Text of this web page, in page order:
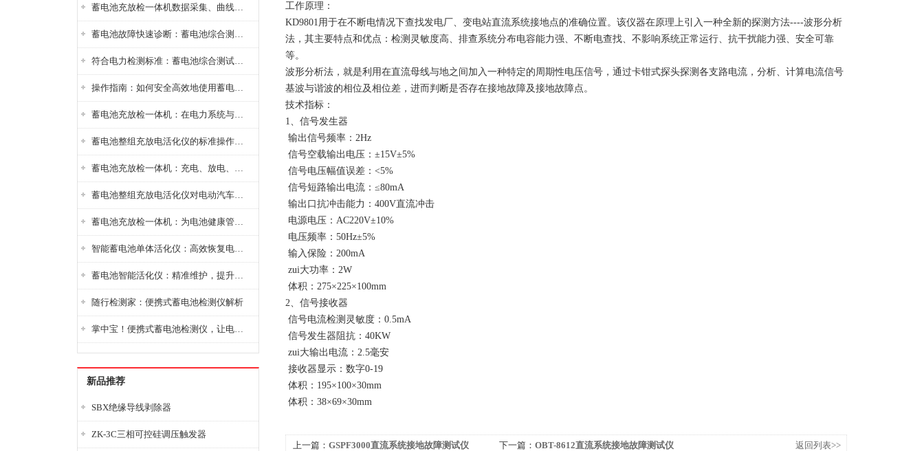
蓄电池充放检一体机数据采集、曲线分析与电池健康状态智能评估功能详解
蓄电池故障快速诊断：蓄电池综合测试仪判断落后电池的方法与标准
符合电力检测标准：蓄电池综合测试仪测试规范与精度校准方法详解
操作指南：如何安全高效地使用蓄电池智能活化仪？
蓄电池充放检一体机：在电力系统与储能设备中的创新应用，确保蓄电池性能与可靠性
蓄电池整组充放电活化仪的标准操作流程：从接线设置到充放电参数设定的安全规范
蓄电池充放检一体机：充电、放电、检测三功能集成设备
蓄电池整组充放电活化仪对电动汽车电池有帮助吗？
蓄电池充放检一体机：为电池健康管理提供一站式解决方案
智能蓄电池单体活化仪：高效恢复电池性能，延长蓄电池使用寿命
蓄电池智能活化仪：精准维护，提升电池健康状态
随行检测家：便携式蓄电池检测仪解析
掌中宝！便携式蓄电池检测仪，让电池检测变得简单又快捷！
新品推荐
SBX绝缘导线剥除器
ZK-3C三相可控硅调压触发器
工作原理：
KD9801用于在不断电情况下查找发电厂、变电站直流系统接地点的准确位置。该仪器在原理上引入一种全新的探测方法----波形分析
法，其主要特点和优点：检测灵敏度高、排查系统分布电容能力强、不断电查找、不影响系统正常运行、抗干扰能力强、安全可靠
等。
波形分析法，就是利用在直流母线与地之间加入一种特定的周期性电压信号，通过卡钳式探头探测各支路电流，分析、计算电流信号
基波与谐波的相位及相位差，进而判断是否存在接地故障及接地故障点。
技术指标：
1、信号发生器
输出信号频率：2Hz
信号空载输出电压：±15V±5%
信号电压幅值误差：<5%
信号短路输出电流：≤80mA
输出口抗冲击能力：400V直流冲击
电源电压：AC220V±10%
电压频率：50Hz±5%
输入保险：200mA
zui大功率：2W
体积：275×225×100mm
2、信号接收器
信号电流检测灵敏度：0.5mA
信号发生器阻抗：40KW
zui大输出电流：2.5毫安
接收器显示：数字0-19
体积：195×100×30mm
体积：38×69×30mm
上一篇： GSPF3000直流系统接地故障测试仪 下一篇： OBT-8612直流系统接地故障测试仪 返回列表>>